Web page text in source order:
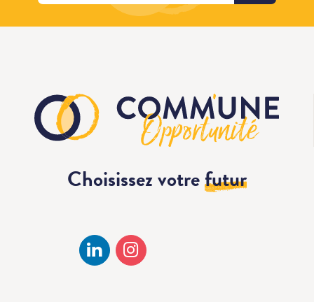
Choisissez votrefutur